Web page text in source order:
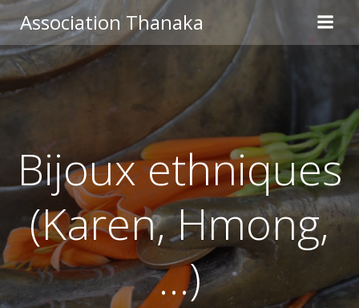
au
contenu
Association Thanaka
Bijoux ethniques
(Karen, Hmong,
…)